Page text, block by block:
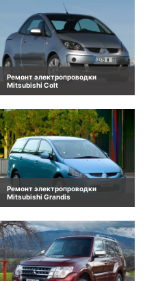
Ремонт электропроводки
Mitsubishi Colt
Ремонт электропроводки
Mitsubishi Grandis